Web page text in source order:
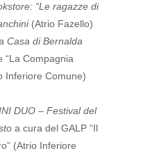
“Le ragazze di
(Atrio Fazello)
Casa di Bernalda
“La Compagnia
Inferiore Comune)
DUO – Festival del
a cura del GALP “Il
(Atrio Inferiore